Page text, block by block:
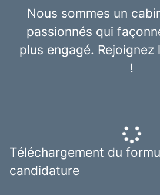
Nous sommes un
passionnés qui
plus engagé. Rejoignez
!
Téléchargement du
candidature